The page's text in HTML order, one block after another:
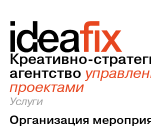
Креативно-
агентство
проектами
Услуги
Организация